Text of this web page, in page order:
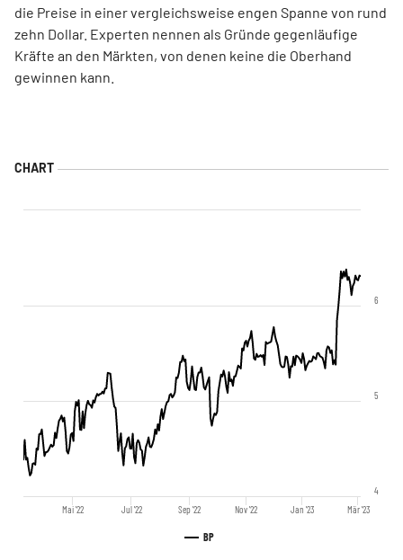
die Preise in einer vergleichsweise engen Spanne von rund
zehn Dollar. Experten nennen als Gründe gegenläufige
Kräfte an den Märkten, von denen keine die Oberhand
gewinnen kann.
BP
Mai '22 Jul '22 Sep '22 Nov '22 Jan '23 Mär '23
4
5
6